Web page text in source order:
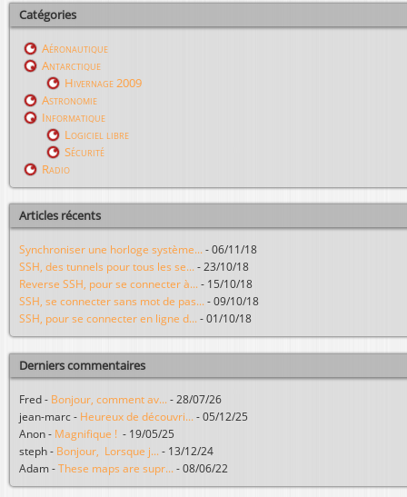
Catégories
Aéronautique
Antarctique
Hivernage 2009
Astronomie
Informatique
Logiciel libre
Sécurité
Radio
Articles récents
Synchroniser une horloge système... - 06/11/18
SSH, des tunnels pour tous les se... - 23/10/18
Reverse SSH, pour se connecter à... - 15/10/18
SSH, se connecter sans mot de pas... - 09/10/18
SSH, pour se connecter en ligne d... - 01/10/18
Derniers commentaires
Fred - Bonjour, comment av... - 28/07/26
jean-marc - Heureux de découvri... - 05/12/25
Anon - Magnifique ! - 19/05/25
steph - Bonjour, Lorsque j... - 13/12/24
Adam - These maps are supr... - 08/06/22